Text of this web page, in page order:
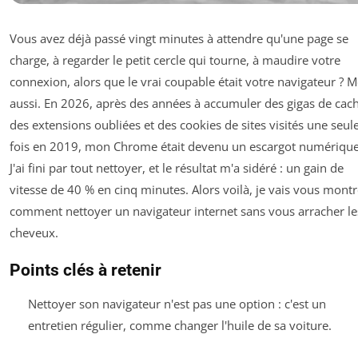
Vous avez déjà passé vingt minutes à attendre qu'une page se
charge, à regarder le petit cercle qui tourne, à maudire votre
connexion, alors que le vrai coupable était votre navigateur ?
aussi. En 2026, après des années à accumuler des gigas de
des extensions oubliées et des cookies de sites visités une
fois en 2019, mon Chrome était devenu un escargot
J'ai fini par tout nettoyer, et le résultat m'a sidéré : un gain de
vitesse de 40 % en cinq minutes. Alors voilà, je vais vous
comment nettoyer un navigateur internet sans vous arracher
cheveux.
Points clés à retenir
Nettoyer son navigateur n'est pas une option : c'est un
entretien régulier, comme changer l'huile de sa voiture.